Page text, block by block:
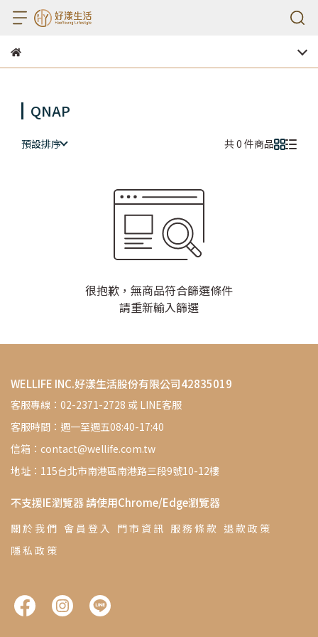
QNAP
預設排序 共 0 件商品
很抱歉，無商品符合篩選條件
請重新輸入篩選
WELLIFE INC.好漾生活股份有限公司42835019
客服專線：02-2371-2728 或 LINE客服
客服時間：週一至週五08:40-17:40
信箱：contact@wellife.com.tw
地址：115台北市南港區南港路三段9號10-12樓
不支援IE瀏覽器 請使用Chrome/Edge瀏覽器
關 於 我 們 會 員 登 入 門 市 資 訊 服 務 條 款 退 款 政 策
隱 私 政 策